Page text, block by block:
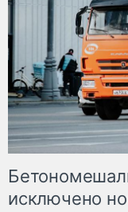
исключено